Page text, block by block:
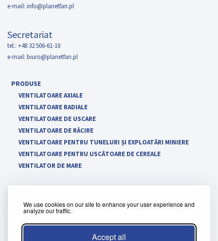
We use cookies on our site to enhance your user experience and
analyze our traffic.
Accept all
e-mail: info@planetfan.pl
Secretariat
tel.: +48 32 506-61-10
e-mail: biuro@planetfan.pl
PRODUSE
VENTILATOARE AXIALE
VENTILATOARE RADIALE
VENTILATOARE DE USCARE
VENTILATOARE DE RĂCIRE
VENTILATOARE PENTRU TUNELURI ȘI EXPLOATĂRI MINIERE
VENTILATOARE PENTRU USCĂTOARE DE CEREALE
VENTILATOR DE MARE
Politica de cookie-uri
Termenii și condițiile panoului de client